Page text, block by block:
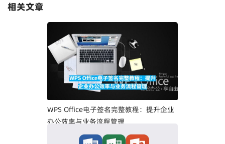
相关文章
WPS Office电子签名完整教程：提升企业
办公效率与业务流程管理